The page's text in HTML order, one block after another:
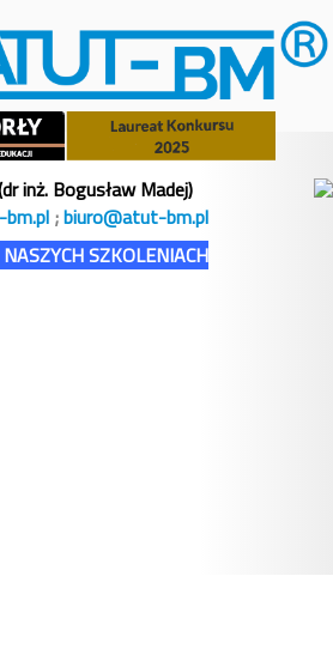
inż. Bogusław Madej)
;biuro@atut-bm.pl
SZKOLENIACH